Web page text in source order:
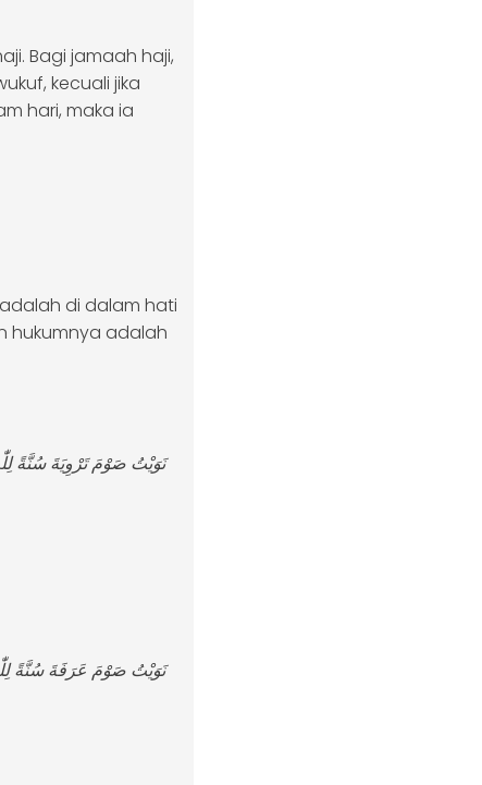
Bagi jamaah haji,
kecuali jika
hari, maka ia
di dalam hati
hukumnya adalah
نَوَيْتُ صَوْمَ تَرْوِيَةَ سُنَّةً
نَوَيْتُ صَوْمَ عَرَفَةَ سُنَّةً